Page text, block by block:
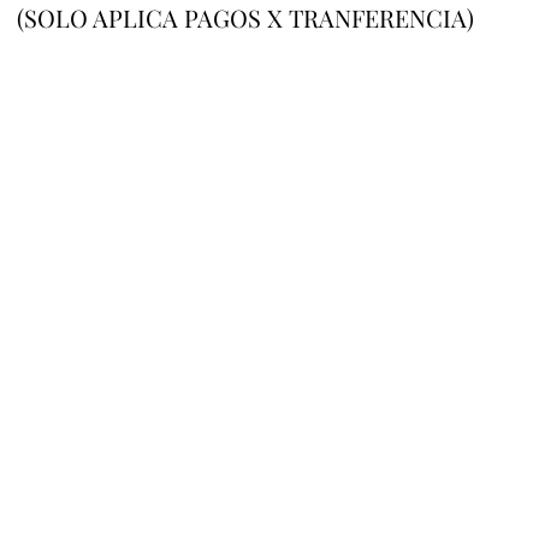
(SOLO APLICA PAGOS X TRANFERENCIA)